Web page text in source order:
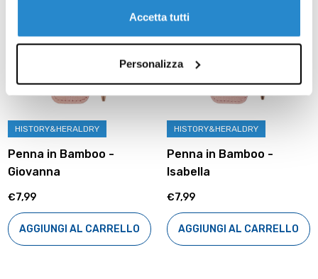
Accetta tutti
Personalizza
HISTORY&HERALDRY
Penna in Bamboo -
Giovanna
€7,99
AGGIUNGI AL CARRELLO
HISTORY&HERALDRY
Penna in Bamboo -
Isabella
€7,99
AGGIUNGI AL CARRELLO